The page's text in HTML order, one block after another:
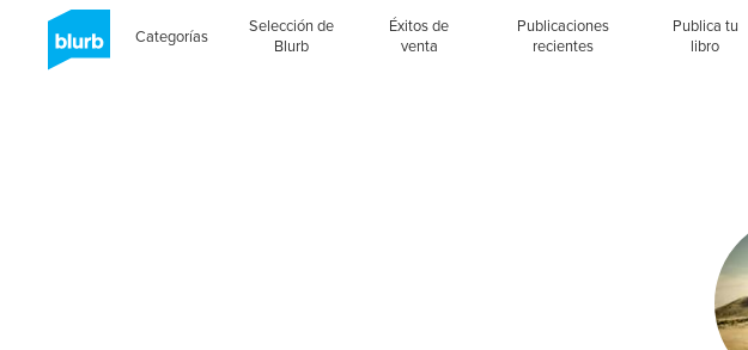
Categorías
Selección de
Blurb
Éxitos de
venta
Publicaciones
recientes
Publica tu
libro